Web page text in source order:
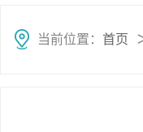
当前位置： 首页